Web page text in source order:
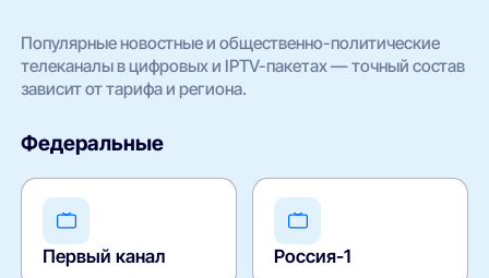
Популярные новостные и общественно-политические
телеканалы в цифровых и IPTV-пакетах — точный состав
зависит от тарифа и региона.
Федеральные
Первый канал Россия-1